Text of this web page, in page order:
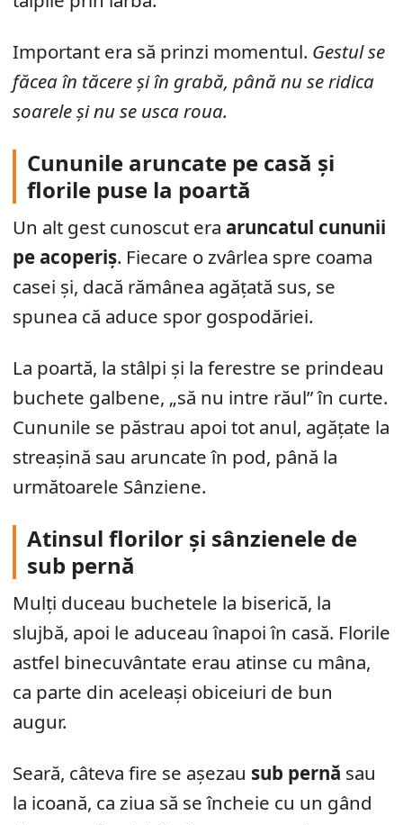
Important era să prinzi momentul. Gestul se
făcea în tăcere și în grabă, până nu se ridica
soarele și nu se usca roua.
Cununile aruncate pe casă și
florile puse la poartă
Un alt gest cunoscut era aruncatul cununii
pe acoperiș. Fiecare o zvârlea spre coama
casei și, dacă rămânea agățată sus, se
spunea că aduce spor gospodăriei.
La poartă, la stâlpi și la ferestre se prindeau
buchete galbene, „să nu intre răul” în curte.
Cununile se păstrau apoi tot anul, agățate la
streașină sau aruncate în pod, până la
următoarele Sânziene.
Atinsul florilor și sânzienele de
sub pernă
Mulți duceau buchetele la biserică, la
slujbă, apoi le aduceau înapoi în casă. Florile
astfel binecuvântate erau atinse cu mâna,
ca parte din aceleași obiceiuri de bun
augur.
Seară, câteva fire se așezau sub pernă sau
la icoană, ca ziua să se încheie cu un gând